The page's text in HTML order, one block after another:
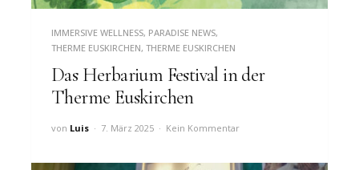
IMMERSIVE WELLNESS, PARADISE NEWS,
THERME EUSKIRCHEN, THERME EUSKIRCHEN
Das Herbarium Festival in der
Therme Euskirchen
von Luis 7. März 2025 Kein Kommentar